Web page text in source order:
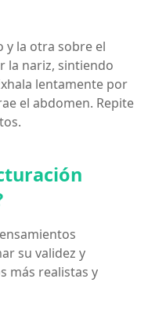
y la otra sobre el
la nariz, sintiendo
lentamente por
el abdomen. Repite
su validez y
más realistas y